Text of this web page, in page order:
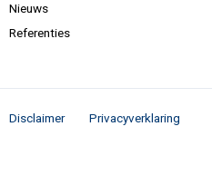
Nieuws
Referenties
Disclaimer Privacyverklaring